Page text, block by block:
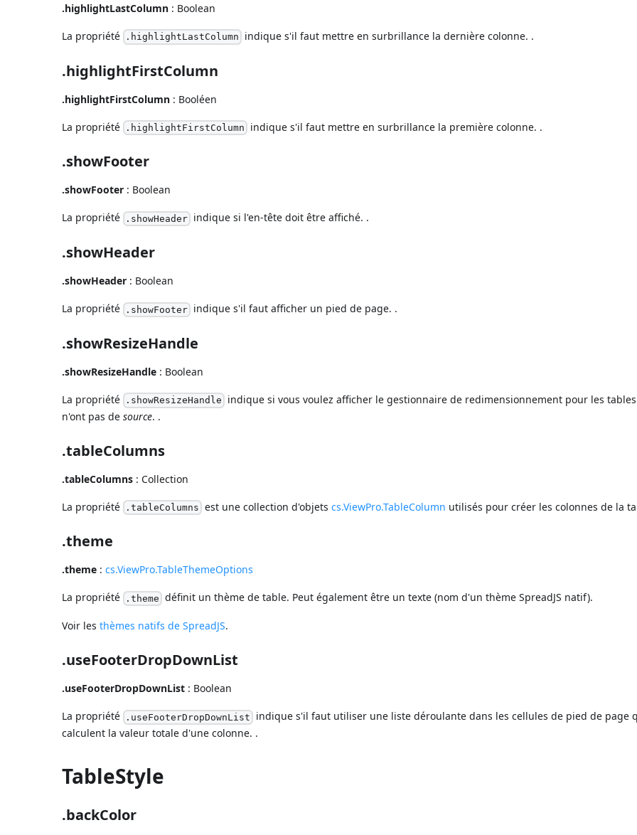
.highlightLastColumn : Boolean
La propriété .highlightLastColumn indique s'il faut mettre en surbrillance la dernière colonne. .
.highlightFirstColumn
.highlightFirstColumn : Booléen
La propriété .highlightFirstColumn indique s'il faut mettre en surbrillance la première colonne. .
.showFooter
.showFooter : Boolean
La propriété .showHeader indique si l'en-tête doit être affiché. .
.showHeader
.showHeader : Boolean
La propriété .showFooter indique s'il faut afficher un pied de page. .
.showResizeHandle
.showResizeHandle : Boolean
La propriété .showResizeHandle indique si vous voulez afficher le gestionnaire de redimensionnement pour les
n'ont pas desource. .
.tableColumns
.tableColumns : Collection
La propriété .tableColumns est une collection d'objets cs.ViewPro.TableColumn utilisés pour créer les colonnes de la
.theme
.theme :cs.ViewPro.TableThemeOptions
La propriété .theme définit un thème de table. Peut également être un texte (nom d'un thème SpreadJS natif).
Voir lesthèmes natifs de SpreadJS.
.useFooterDropDownList
.useFooterDropDownList : Boolean
La propriété .useFooterDropDownList indique s'il faut utiliser une liste déroulante dans les cellules de pied de page
calculent la valeur totale d'une colonne. .
TableStyle
.backColor